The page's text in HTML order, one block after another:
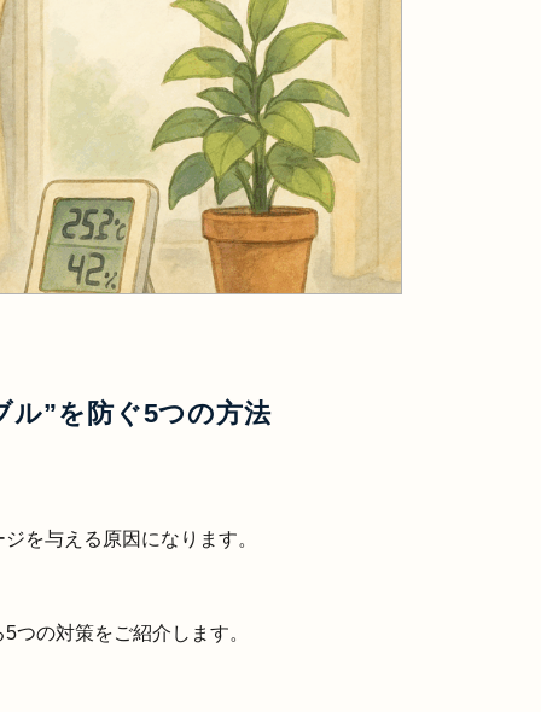
ル”を防ぐ5つの方法
を与える原因になります。
つの対策をご紹介します。